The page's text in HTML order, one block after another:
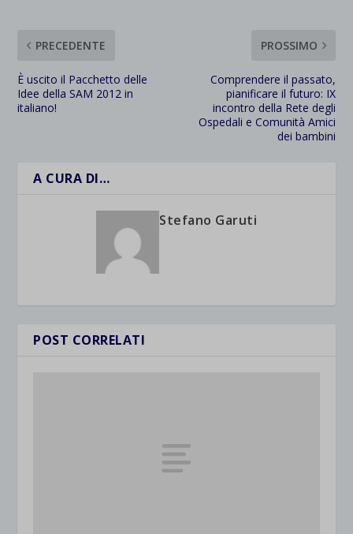
PRECEDENTE
È uscito il Pacchetto delle
Idee della SAM 2012 in
italiano!
PROSSIMO
Comprendere il passato,
pianificare il futuro: IX
incontro della Rete degli
Ospedali e Comunità Amici
dei bambini
A CURA DI…
Stefano Garuti
POST CORRELATI